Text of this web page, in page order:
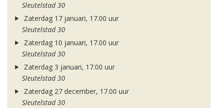
Sleutelstad 30
Zaterdag 17 januari, 17.00 uur
Sleutelstad 30
Zaterdag 10 januari, 17.00 uur
Sleutelstad 30
Zaterdag 3 januari, 17.00 uur
Sleutelstad 30
Zaterdag 27 december, 17.00 uur
Sleutelstad 30